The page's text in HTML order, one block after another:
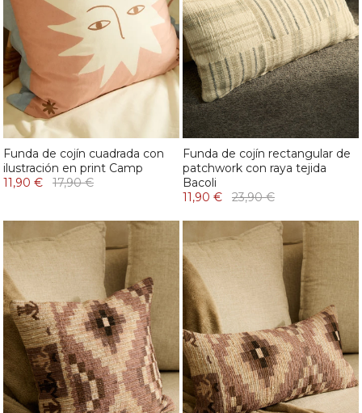
Funda de cojín cuadrada con
ilustración en print Camp
11,90 €
17,90 €
Funda de cojín rectangular de
patchwork con raya tejida
Bacoli
11,90 €
23,90 €